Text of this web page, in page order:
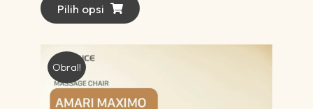
Pilih opsi
Obral!